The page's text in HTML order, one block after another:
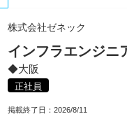
株式会社ゼネック
インフラエンジニ
◆大阪
正社員
掲載終了日： 2026/8/11